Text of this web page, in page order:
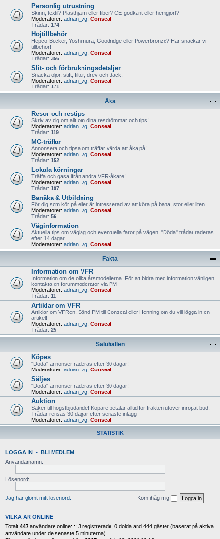
Personlig utrustning
Skinn, textil? Plasthjälm eller fiber? CE-godkänt eller hemgjort?
Moderatorer: adrian_vg Conseal
Trådar: 174
Hojtillbehör
Hepco-Becker, Yoshimura, Goodridge eller Powerbronze? Här snackar vi
tillbehör!
Moderatorer: adrian_vg Conseal
Trådar: 356
Slit- och förbrukningsdetaljer
Snacka oljor, stift, filter, drev och däck.
Moderatorer: adrian_vg Conseal
Trådar: 171
Åka
Resor och restips
Skriv av dig om allt om dina resdrömmar och tips!
Moderatorer: adrian_vg Conseal
Trådar: 119
MC-träffar
Annonsera och tipsa om träffar värda att åka på!
Moderatorer: adrian_vg Conseal
Trådar: 152
Lokala körningar
Träffa och gasa ifrån andra VFR-åkare!
Moderatorer: adrian_vg Conseal
Trådar: 197
Banåka & Utbildning
För dig som kör på eller är intresserad av att köra på bana, stor eller liten
Moderatorer: adrian_vg Conseal
Trådar: 56
Väginformation
Aktuella tips om väglag och eventuella faror på vägen. "Döda" trådar raderas
efter 14 dagar.
Moderatorer: adrian_vg Conseal
Fakta
Information om VFR
Information om de olika årsmodellerna. För att bidra med information vänligen
kontakta en forummoderator via PM
Moderatorer: adrian_vg Conseal
Trådar: 11
Artiklar om VFR
Artiklar om VFRen. Sänd PM till Conseal eller Henning om du vill lägga in en
artikel!
Moderatorer: adrian_vg Conseal
Trådar: 25
Saluhallen
Köpes
"Döda" annonser raderas efter 30 dagar!
Moderatorer: adrian_vg Conseal
Säljes
"Döda" annonser raderas efter 30 dagar!
Moderatorer: adrian_vg Conseal
Auktion
Saker till högstbjudande! Köpare betalar alltid för frakten utöver inropat bud.
Trådar rensas 30 dagar efter senaste inlägg
Moderatorer: adrian_vg Conseal
STATISTIK
LOGGA IN • BLI MEDLEM
Användarnamn:
Lösenord:
Jag har glömt mitt lösenord. Kom ihåg mig
VILKA ÄR ONLINE
Totalt 447 användare online: :: 3 registrerade, 0 dolda and 444 gäster (baserat på aktiva
användare under de senaste 5 minuterna)